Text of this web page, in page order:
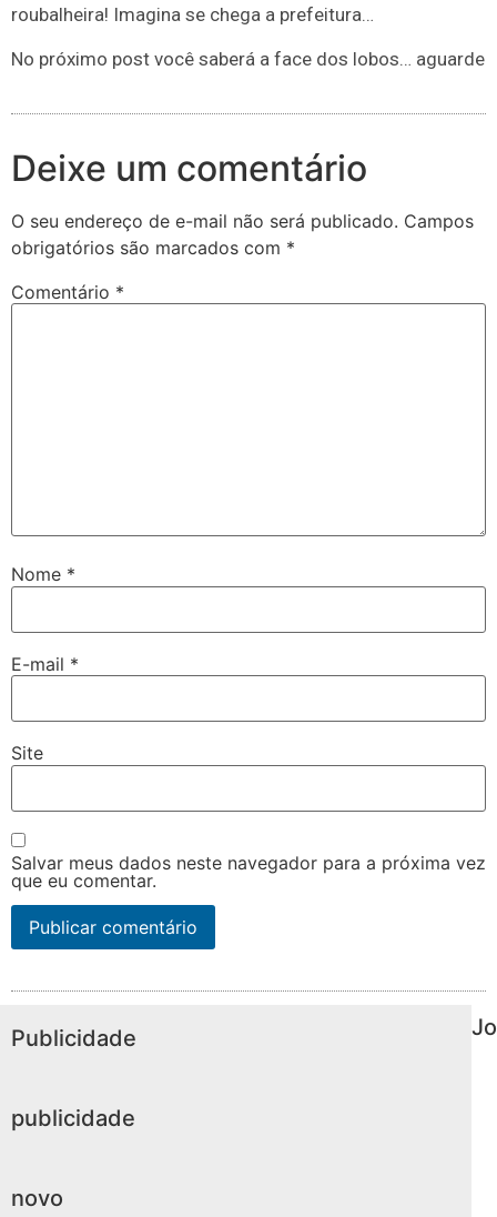
roubalheira! Imagina se chega a prefeitura…
No próximo post você saberá a face dos lobos… aguarde
Deixe um comentário
O seu endereço de e-mail não será publicado. Campos
obrigatórios são marcados com *
Comentário *
Nome *
E-mail *
Site
Salvar meus dados neste navegador para a próxima vez
que eu comentar.
Publicidade
publicidade
novo
Jo